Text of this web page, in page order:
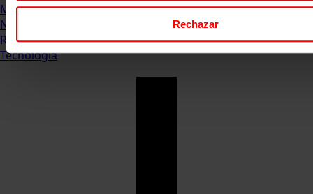
Rechazar
Marketing & Comunicación
Negocios
Recursos Humanos
Tecnología